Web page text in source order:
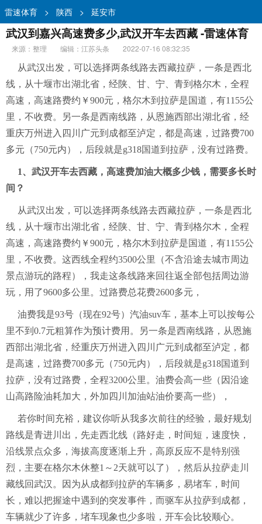
雷速体育 > 陕西 > 延安市
武汉到嘉兴高速费多少,武汉开车去西藏 -雷速体育
来源：整理 编辑：江苏头条
2022-07-16 08:32:35
从武汉出发，可以选择两条线路去西藏拉萨，一条是西北
线，从十堰市出湖北省，经陕、甘、宁、青到格尔木，全程
高速，高速路费约￥900元，格尔木到拉萨是国道，有1155公
里，不收费。另一条是西南线路，从恩施西部出湖北省，经
重庆万州进入四川广元到成都至泸定，都是高速，过路费700
多元（750元内），后段就是g318国道到拉萨，没有过路费。
1、武汉开车去西藏，高速费加油大概多少钱，需要多长时
间？
从武汉出发，可以选择两条线路去西藏拉萨，一条是西北
线，从十堰市出湖北省，经陕、甘、宁、青到格尔木，全程
高速，高速路费约￥900元，格尔木到拉萨是国道，有1155公
里，不收费。这西线全程约3500公里（不含沿途去城市周边
景点游玩的路程），我走这条线路来回往返全部包括周边游
玩，用了9600多公里。过路费总花费2600多元，
油费我是93号（现在92号）汽油suv车，基本上可以按每公
里不到0.7元粗算作为预计费用。另一条是西南线路，从恩施
西部出湖北省，经重庆万州进入四川广元到成都至泸定，都
是高速，过路费700多元（750元内），后段就是g318国道到
拉萨，没有过路费，全程3200公里。油费会高一些（因沿途
山高路险油耗加大，外加四川加油站油价要高一些），
若你时间充裕，建议你听从我多次前往的经验，最好规划
路线是青进川出，先走西北线（路好走，时间短，速度快，
沿线景点众多，海拔高度逐渐上升，高原反应不是特别强
烈，主要在格尔木休整1～2天就可以了），然后从拉萨走川
藏线回武汉。因为从成都到拉萨的车辆多，易堵车，时间
长，难以把握途中遇到的突发事件，而驱车从拉萨到成都，
车辆就少了许多，堵车现象也少多啦，开车会比较顺心。